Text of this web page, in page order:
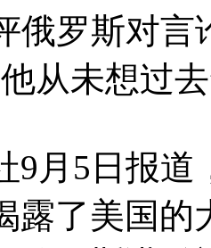
俄罗斯对
从未想过
5日报道
露了美国的